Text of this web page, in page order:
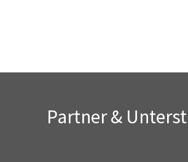
Partner &